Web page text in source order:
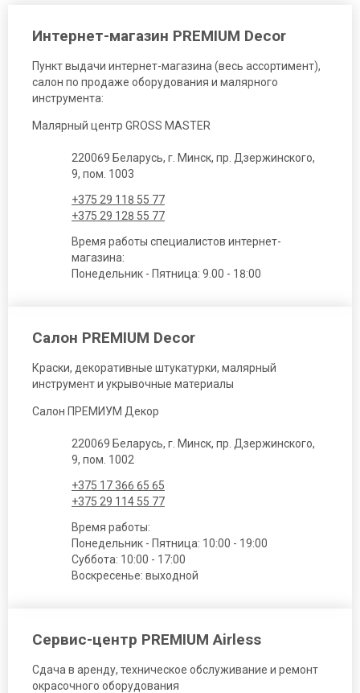
Интернет-магазин PREMIUM Decor
Пункт выдачи интернет-магазина (весь ассортимент),
салон по продаже оборудования и малярного
инструмента:
Малярный центр GROSS MASTER
220069 Беларусь, г. Минск, пр. Дзержинского,
9, пом. 1003
+375 29 118 55 77
+375 29 128 55 77
Время работы специалистов интернет-
магазина:
Понедельник - Пятница: 9.00 - 18:00
Салон PREMIUM Decor
Краски, декоративные штукатурки, малярный
инструмент и укрывочные материалы
Салон ПРЕМИУМ Декор
220069 Беларусь, г. Минск, пр. Дзержинского,
9, пом. 1002
+375 17 366 65 65
+375 29 114 55 77
Время работы:
Понедельник - Пятница: 10:00 - 19:00
Суббота: 10:00 - 17:00
Воскресенье: выходной
Сервис-центр PREMIUM Airless
Сдача в аренду, техническое обслуживание и ремонт
окрасочного оборудования